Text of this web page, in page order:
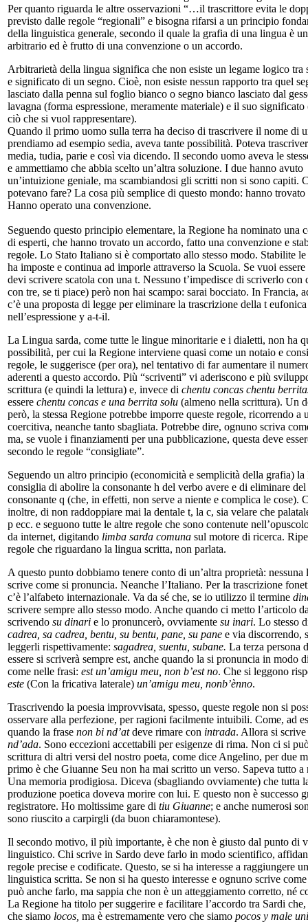
Per quanto riguarda le altre osservazioni “…il trascrittore evita le
previsto dalle regole “regionali” e bisogna rifarsi a un principio
della linguistica generale, secondo il quale la grafia di una lingua è
arbitrario ed è frutto di una convenzione o un accordo.
Arbitrarietà della lingua significa che non esiste un legame logico tra
e significato di un segno. Cioè, non esiste nessun rapporto tra quel
lasciato dalla penna sul foglio bianco o segno bianco lasciato dal
lavagna (forma espressione, meramente materiale) e il suo
ciò che si vuol rappresentare).
Quando il primo uomo sulla terra ha deciso di trascrivere il nome di
prendiamo ad esempio sedia, aveva tante possibilità. Poteva
media, tudia, parie e così via dicendo. Il secondo uomo aveva le
e ammettiamo che abbia scelto un’altra soluzione. I due hanno avuto
un’intuizione geniale, ma scambiandosi gli scritti non si sono capiti.
potevano fare? La cosa più semplice di questo mondo: hanno
Hanno operato una convenzione.
Seguendo questo principio elementare, la Regione ha nominato una
di esperti, che hanno trovato un accordo, fatto una convenzione e
regole. Lo Stato Italiano si è comportato allo stesso modo. Stabilite
ha imposte e continua ad imporle attraverso la Scuola. Se vuoi
devi scrivere scatola con una t. Nessuno t’impedisce di scriverlo con
con tre, se ti piace) però non hai scampo: sarai bocciato. In Francia,
c’è una proposta di legge per eliminare la trascrizione della t eufonica
nell’espressione y a-t-il.
La Lingua sarda, come tutte le lingue minoritarie e i dialetti, non ha
possibilità, per cui la Regione interviene quasi come un notaio e
regole, le suggerisce (per ora), nel tentativo di far aumentare il
aderenti a questo accordo. Più “scriventi” vi aderiscono e più
scrittura (e quindi la lettura) e, invece di chentu concas chentu
essere chentu concas e una berrita solu (almeno nella scrittura). Un
però, la stessa Regione potrebbe imporre queste regole, ricorrendo a
coercitiva, neanche tanto sbagliata. Potrebbe dire, ognuno scriva
ma, se vuole i finanziamenti per una pubblicazione, questa deve
secondo le regole “consigliate”.
Seguendo un altro principio (economicità e semplicità della grafia) la
consiglia di abolire la consonante h del verbo avere e di eliminare
consonante q (che, in effetti, non serve a niente e complica le cose).
inoltre, di non raddoppiare mai la dentale t, la c, sia velare che
p ecc. e seguono tutte le altre regole che sono contenute
da internet, digitando limba sarda comuna sul motore di ricerca.
regole che riguardano la lingua scritta, non parlata.
A questo punto dobbiamo tenere conto di un’altra proprietà: nessuna
scrive come si pronuncia. Neanche l’Italiano. Per la trascrizione
c’è l’alfabeto internazionale. Va da sé che, se io utilizzo il termine
scrivere sempre allo stesso modo. Anche quando ci metto l’articolo
scrivendo su dinari e lo pronuncerò, ovviamente su inari. Lo stesso
cadrea, sa cadrea, bentu, su bentu, pane, su pane e via discorrendo,
leggerli rispettivamente: sagadrea, suentu, subane. La terza persona
essere si scriverà sempre est, anche quando la si pronuncia in modo
come nelle frasi: est un’amigu meu, non b’est no. Che si leggono
este (Con la fricativa laterale) un’amigu meu, nonb’ènno.
Trascrivendo la poesia improvvisata, spesso, queste regole non si
osservare alla perfezione, per ragioni facilmente intuibili. Come, ad
quando la frase non bi nd’atdeve rimare con intrada. Allora si scrive
nd’ada. Sono eccezioni accettabili per esigenze di rima. Non ci si
scrittura di altri versi del nostro poeta, come dice Angelino, per due
primo è che Giuanne Seu non ha mai scritto un verso. Sapeva tutto a
Una memoria prodigiosa. Diceva (sbagliando ovviamente) che tutta
produzione poetica doveva morire con lui. E questo non è successo
registratore. Ho moltissime gare di tiu Giuanne; e anche numerosi
sono riuscito a carpirgli (da buon chiaramontese).
Il secondo motivo, il più importante, è che non è giusto dal punto di
linguistico. Chi scrive in Sardo deve farlo in modo scientifico,
regole precise e codificate. Questo, se si ha interesse a raggiungere
linguistica scritta. Se non si ha questo interesse e ognuno scrive
può anche farlo, ma sappia che non è un atteggiamento corretto, né
La Regione ha titolo per suggerire e facilitare l’accordo tra Sardi
che siamo locos, ma è estremamente vero che siamo pocos y male